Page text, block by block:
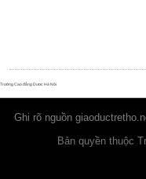
Ghi rõ nguồn
Bản quyền thuộc
Trường Cao đẳng Dược Hà Nội